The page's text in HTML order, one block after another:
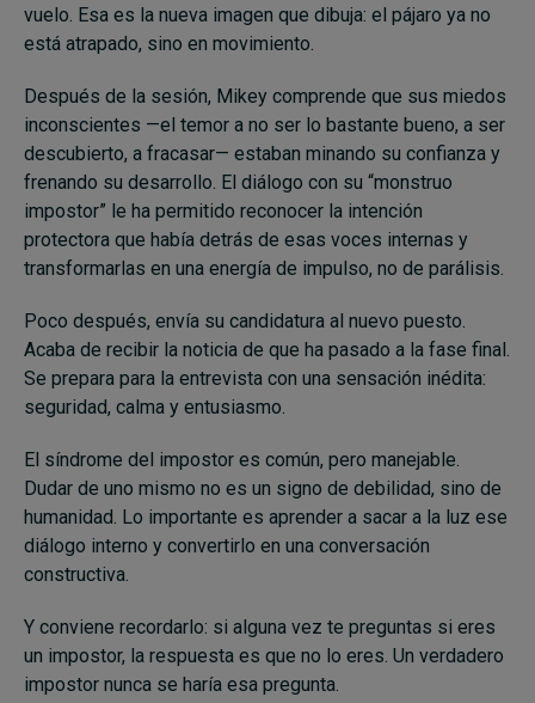
vuelo. Esa es la nueva imagen que dibuja: el pájaro ya no
está atrapado, sino en movimiento.
Después de la sesión, Mikey comprende que sus miedos
inconscientes —el temor a no ser lo bastante bueno, a ser
descubierto, a fracasar— estaban minando su confianza y
frenando su desarrollo. El diálogo con su “monstruo
impostor” le ha permitido reconocer la intención
protectora que había detrás de esas voces internas y
transformarlas en una energía de impulso, no de parálisis.
Poco después, envía su candidatura al nuevo puesto.
Acaba de recibir la noticia de que ha pasado a la fase final.
Se prepara para la entrevista con una sensación inédita:
seguridad, calma y entusiasmo.
El síndrome del impostor es común, pero manejable.
Dudar de uno mismo no es un signo de debilidad, sino de
humanidad. Lo importante es aprender a sacar a la luz ese
diálogo interno y convertirlo en una conversación
constructiva.
Y conviene recordarlo: si alguna vez te preguntas si eres
un impostor, la respuesta es que no lo eres. Un verdadero
impostor nunca se haría esa pregunta.